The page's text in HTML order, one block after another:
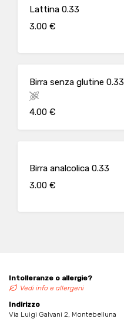
Lattina 0.33
3.00 €
Birra senza glutine 0.33
4.00 €
Birra analcolica 0.33
3.00 €
Intolleranze o allergie?
Vedi info e allergeni
Indirizzo
Via Luigi Galvani 2, Montebelluna